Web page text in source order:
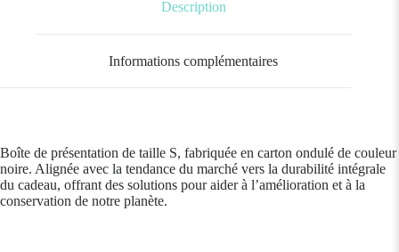
Description
Informations complémentaires
Boîte de présentation de taille S, fabriquée en carton ondulé de couleur
noire. Alignée avec la tendance du marché vers la durabilité intégrale
du cadeau, offrant des solutions pour aider à l’amélioration et à la
conservation de notre planète.